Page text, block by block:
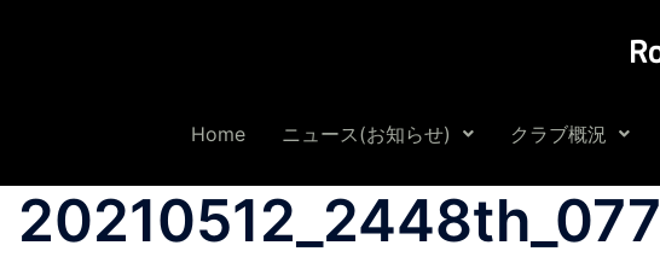
Home ニュース(お知らせ) クラブ概況
20210512_2448th_077